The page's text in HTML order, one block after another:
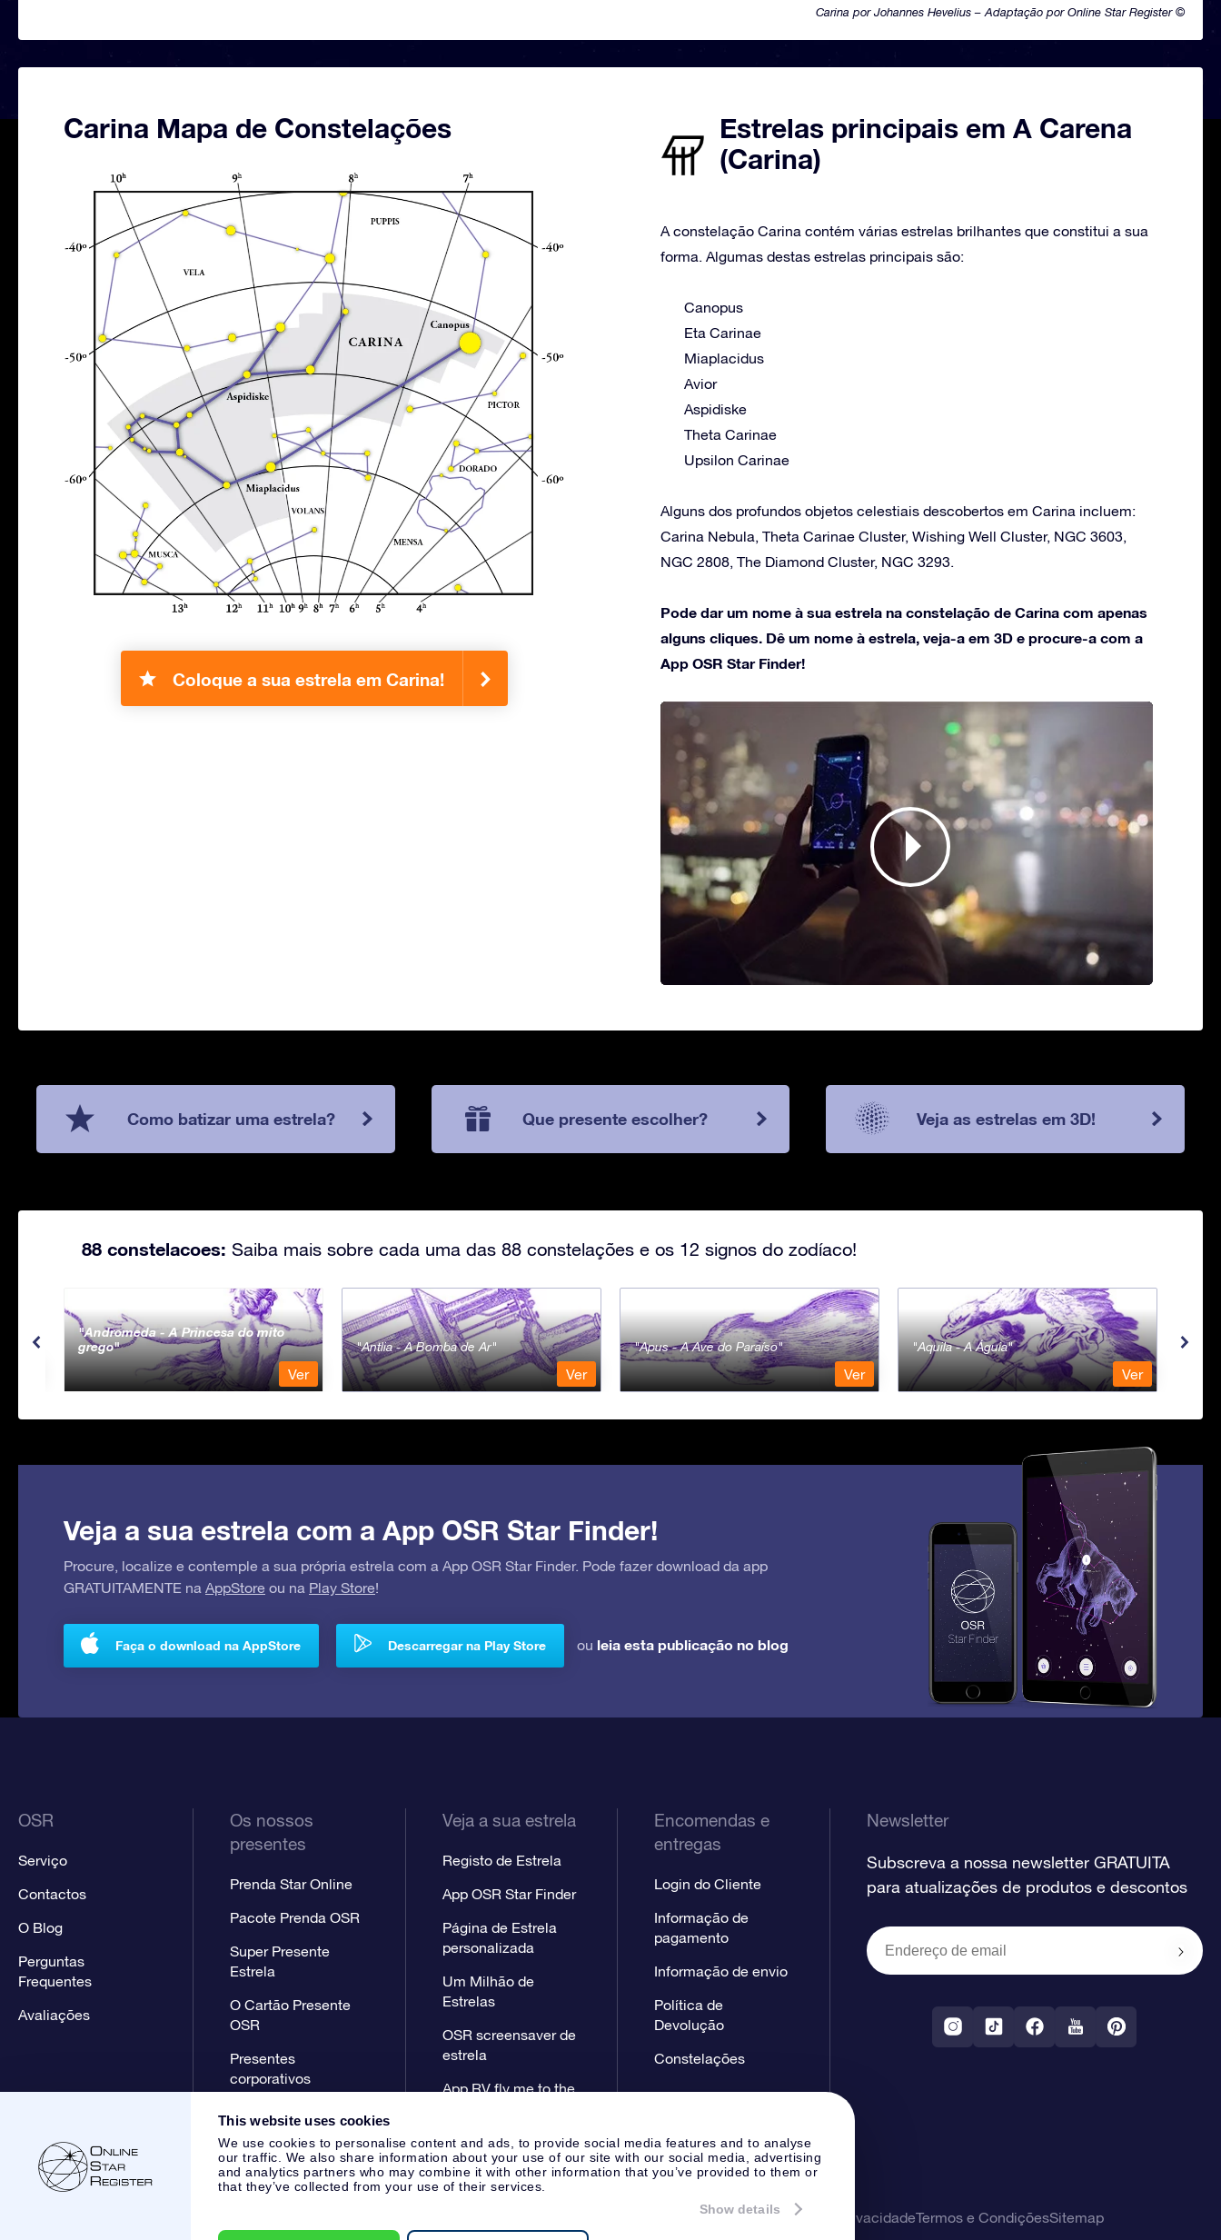
This website uses cookies
We use cookies to personalise content and ads, to provide social media features and to analyse
our traffic. We also share information about your use of our site with our social media, advertising
and analytics partners who may combine it with other information that you’ve provided to them or
that they’ve collected from your use of their services.
Show details
Carina por Johannes Hevelius – Adaptação por Online Star Register ©
Carina Mapa de Constelações
Coloque a sua estrela em Carina!
Estrelas principais em A Carena
(Carina)
A constelação Carina contém várias estrelas brilhantes que constitui a sua
forma. Algumas destas estrelas principais são:
Canopus
Eta Carinae
Miaplacidus
Avior
Aspidiske
Theta Carinae
Upsilon Carinae
Alguns dos profundos objetos celestiais descobertos em Carina incluem:
Carina Nebula, Theta Carinae Cluster, Wishing Well Cluster, NGC 3603,
NGC 2808, The Diamond Cluster, NGC 3293.
Pode dar um nome à sua estrela na constelação de Carina com apenas
alguns cliques. Dê um nome à estrela, veja-a em 3D e procure-a com a
App OSR Star Finder!
Como batizar uma estrela? Que presente escolher? Veja as estrelas em 3D!
88 constelacoes: Saiba mais sobre cada uma das 88 constelações e os 12 signos do zodíaco!
Andromeda - A Princesa do mito
grego
Ver
Antlia - A Bomba de Ar
Ver
Apus - A Ave do Paraíso
Ver
Aquila - A Águia
Ver
Veja a sua estrela com a App OSR Star Finder!
Procure, localize e contemple a sua própria estrela com a App OSR Star Finder. Pode fazer download da app
GRATUITAMENTE na AppStore ou na Play Store!
Faça o download na AppStore Descarregar na Play Store ou leia esta publicação no blog
OSR
Serviço
Contactos
O Blog
Perguntas
Frequentes
Avaliações
Os nossos
presentes
Prenda Star Online
Pacote Prenda OSR
Super Presente
Estrela
O Cartão Presente
OSR
Presentes
corporativos
Veja a sua estrela
Registo de Estrela
App OSR Star Finder
Página de Estrela
personalizada
Um Milhão de
Estrelas
OSR screensaver de
estrela
App RV fly me to the
Encomendas e
entregas
Login do Cliente
Informação de
pagamento
Informação de envio
Política de
Devolução
Constelações
Newsletter
Subscreva a nossa newsletter GRATUITA
para atualizações de produtos e descontos
Página de ImprensaDeclaração de privacidadeTermos e CondiçõesSitemap